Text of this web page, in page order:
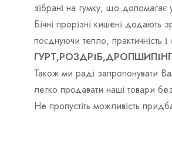
зібрані на гумку, що допомагає
Бічні прорізні кишені додають
поєднуючи тепло, практичність і
Також ми раді запропонувати
легко продавати наші товари
Не пропустіть можливість